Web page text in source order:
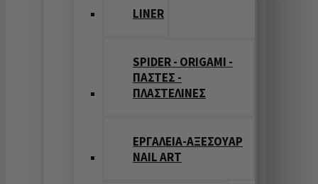
LINER
SPIDER - ORIGAMI -
ΠΑΣΤΕΣ -
ΠΛΑΣΤΕΛΙΝΕΣ
ΕΡΓΑΛΕΙΑ-ΑΞΕΣΟΥΑΡ
NAIL ART